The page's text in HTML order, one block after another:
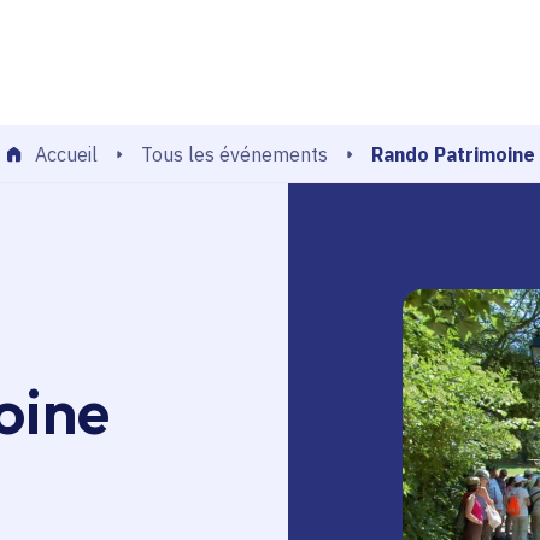
Accueil Tous les événements Rando Patrimoine